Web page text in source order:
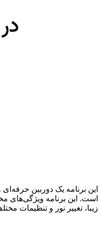
این برنامه یک دوربین
است. این برنامه ویژگی‌های
زیبا، تغییر نور و تنظیمات